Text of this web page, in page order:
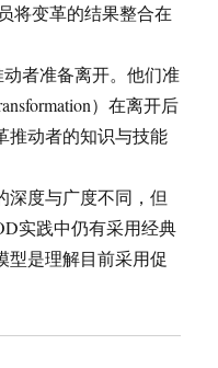
将变革的结果整合在
动者准备离开。他们准
）在离开后
推动者的知识与技能
深度与广度不同，但
实践中仍有采用经典
型是理解目前采用促